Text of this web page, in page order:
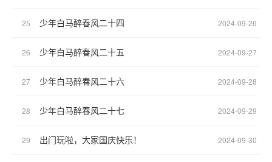
25 少年白马醉春风二十四 2024-09-26
26 少年白马醉春风二十五 2024-09-27
27 少年白马醉春风二十六 2024-09-28
28 少年白马醉春风二十七 2024-09-29
29 出门玩啦，大家国庆快乐！ 2024-09-30